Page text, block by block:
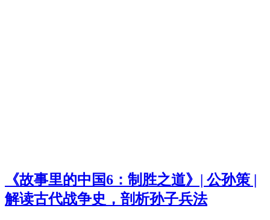
《故事里的中国6：制胜之道》| 公孙策 |
解读古代战争史，剖析孙子兵法